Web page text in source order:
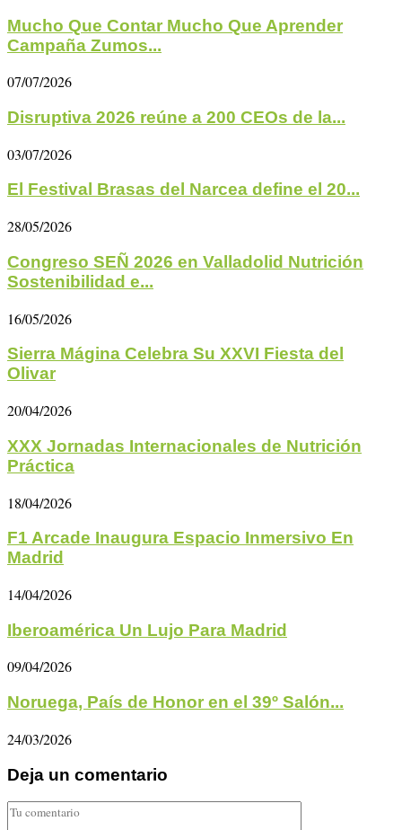
Mucho Que Contar Mucho Que Aprender
Campaña Zumos...
07/07/2026
Disruptiva 2026 reúne a 200 CEOs de la...
03/07/2026
El Festival Brasas del Narcea define el 20...
28/05/2026
Congreso SEÑ 2026 en Valladolid Nutrición
Sostenibilidad e...
16/05/2026
Sierra Mágina Celebra Su XXVI Fiesta del
Olivar
20/04/2026
XXX Jornadas Internacionales de Nutrición
Práctica
18/04/2026
F1 Arcade Inaugura Espacio Inmersivo En
Madrid
14/04/2026
Iberoamérica Un Lujo Para Madrid
09/04/2026
Noruega, País de Honor en el 39º Salón...
24/03/2026
Deja un comentario